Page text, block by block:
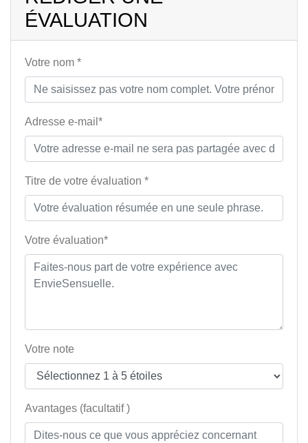
ÉVALUATION
Votre nom *
Adresse e-mail*
Titre de votre évaluation *
Votre évaluation*
Votre note
Avantages (facultatif )